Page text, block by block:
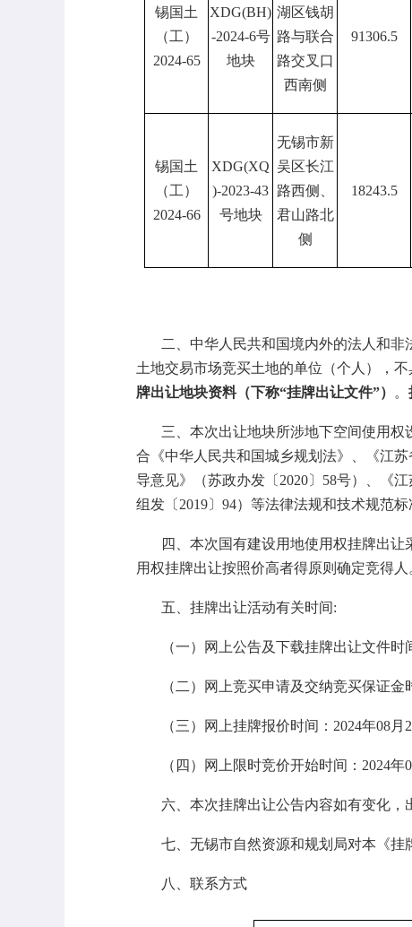
锡国土
（工）
2024-65
XDG(BH)
-2024-6号
地块
湖区钱胡
路与联合
路交叉口
西南侧
91306.5
锡国土
（工）
2024-66
XDG(XQ
)-2023-43
号地块
无锡市新
吴区长江
路西侧、
君山路北
侧
18243.5
二、中华人民共和国境内外的法人和
土地交易市场竞买土地的单位（个人），
牌出让地块资料（下称“挂牌出让文件”） 。
三、本次出让地块所涉地下空间使用权
合《中华人民共和国城乡规划法》、《江
导意见》（苏政办发〔 2020〕58号）、《
组发〔2019〕94）等法律法规和技术规范标
四、本次国有建设用地使用权挂牌出
用权挂牌出让按照价高者得原则确定竞得人
五、挂牌出让活动有关时间:
（一）网上公告及下载挂牌出让文件时
（二）网上竞买申请及交纳竞买保证金
（三）网上挂牌报价时间： 2024年08月
（四）网上限时竞价开始时间： 2024年
六 、本次挂牌出让公告内容如有变化
七、无锡市自然资源和规划局对本《挂
八、联系方式